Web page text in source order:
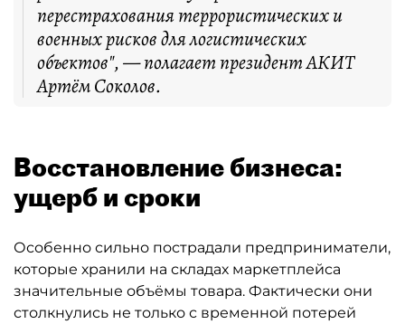
перестрахования террористических и
военных рисков для логистических
объектов", — полагает президент АКИТ
Артём Соколов.
Восстановление бизнеса:
ущерб и сроки
Особенно сильно пострадали предприниматели,
которые хранили на складах маркетплейса
значительные объёмы товара. Фактически они
столкнулись не только с временной потерей